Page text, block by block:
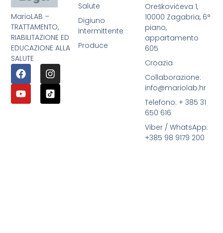
MarioLAB –
TRATTAMENTO,
RIABILITAZIONE ED
EDUCAZIONE ALLA
SALUTE
Salute
Digiuno
Intermittente
Produce
Oreškovićeva 1,
10000 Zagabria, 6°
piano,
appartamento
605
Croazia
Collaborazione:
info@mariolab.hr
Telefono: + 385 31
650 616
Viber / WhatsApp:
+385 98 9179 200